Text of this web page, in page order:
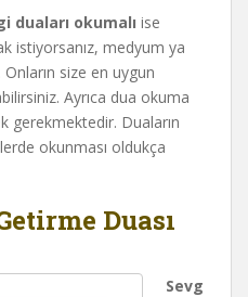
duaları okumalı ise
istiyorsanız, medyum ya
size en uygun
Ayrıca dua okuma
gerekmektedir. Duaların
okunması oldukça
Duası
Sevg